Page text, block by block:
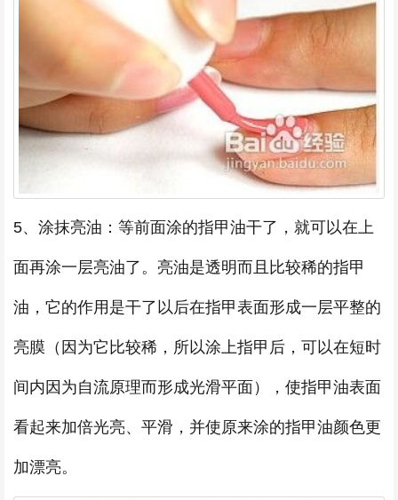
5、涂抹亮油：等前面涂的指甲油干了，就可以在上
面再涂一层亮油了。亮油是透明而且比较稀的指甲
油，它的作用是干了以后在指甲表面形成一层平整的
亮膜（因为它比较稀，所以涂上指甲后，可以在短时
间内因为自流原理而形成光滑平面），使指甲油表面
看起来加倍光亮、平滑，并使原来涂的指甲油颜色更
加漂亮。